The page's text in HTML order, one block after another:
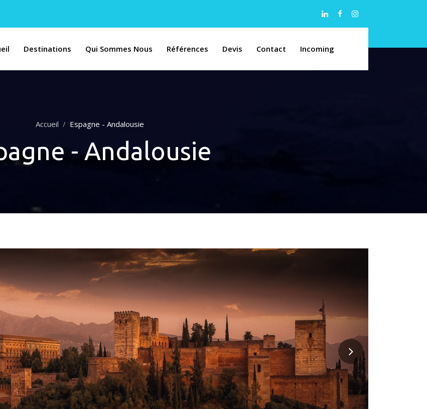
Destinations Qui Sommes Nous Références Devis Contact Incoming
Accueil Espagne - Andalousie
- Andalousie